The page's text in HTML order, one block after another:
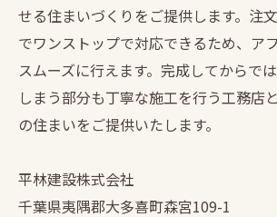
せる住まいづくりをご提供します。注
でワンストップで対応できるため、ア
スムーズに行えます。完成してからで
しまう部分も丁寧な施工を行う工務店
の住まいをご提供いたします。
平林建設株式会社
千葉県夷隅郡大多喜町森宮109-1